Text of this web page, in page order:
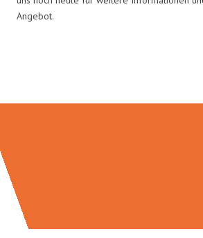
Angebot.